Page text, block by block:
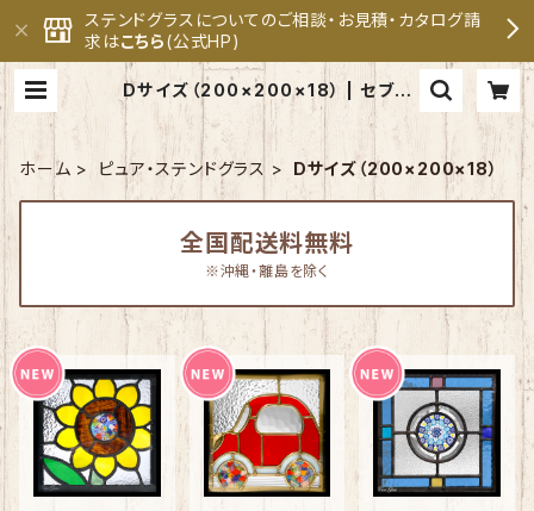
ステンドグラスについてのご相談・お見積・カタログ請
求はこちら(公式HP)
Dサイズ（200×200×18） | セブン
ホーム ステンドグラス専門メーカ
ー 公式オンラインショップ
ホーム
ピュア・ステンドグラス Dサイズ（200×200×18）
全国配送料無料
※沖縄・離島を除く